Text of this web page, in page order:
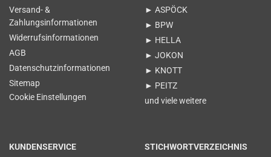
Versand- &
Zahlungsinformationen
Widerrufsinformationen
AGB
Datenschutzinformationen
Sitemap
Cookie Einstellungen
► ASPÖCK
► BPW
► HELLA
► JOKON
► KNOTT
► PEITZ
und viele weitere
KUNDENSERVICE
STICHWORTVERZEICHNIS